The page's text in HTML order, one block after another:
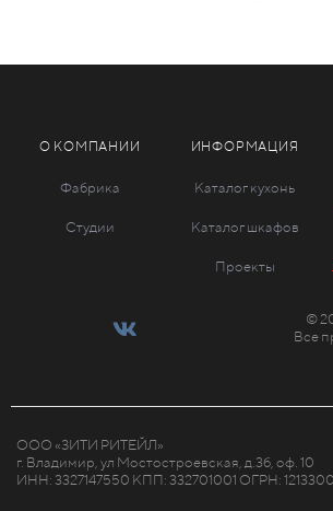
О КОМПАНИИ
Фабрика
Студии
ИНФОРМАЦИЯ
Каталог кухонь
Каталог шкафов
Проекты
©
Все
ООО «ЗИТИ РИТЕЙЛ»
г. Владимир, ул Мостостроевская, д.3б, оф. 10
ИНН: 3327147550 КПП: 332701001 ОГРН: